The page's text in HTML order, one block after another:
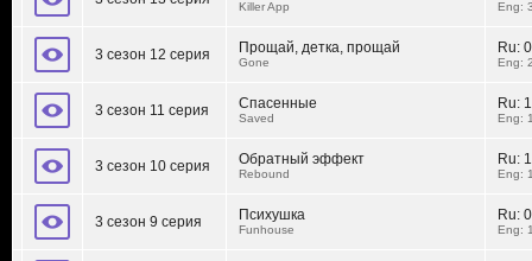
Killer App Eng:
3 сезон 12 серия Прощай, детка, прощай
Gone
Ru:
Eng:
3 сезон 11 серия Спасенные
Saved
Ru:
Eng:
3 сезон 10 серия Обратный эффект
Rebound
Ru:
Eng:
3 сезон 9 серия Психушка
Funhouse
Ru:
Eng: